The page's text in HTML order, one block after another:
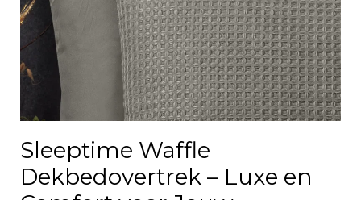
Sleeptime Waffle
Dekbedovertrek – Luxe en